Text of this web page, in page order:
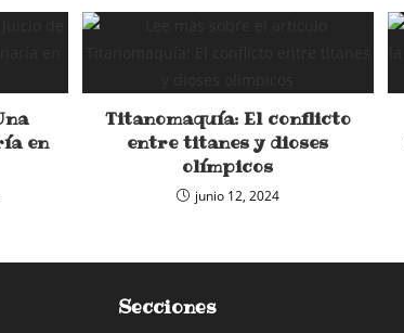
en
Titanomaquía: El conflicto
entre titanes y dioses
olímpicos
junio 12, 2024
Secciones